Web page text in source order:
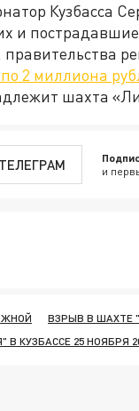
Кузбасса
и пострадавшие
правительства
2 миллиона
шахта
ТЕЛЕГРАМ и
ВЗРЫВ В ШАХТЕ
КУЗБАССЕ 25 НОЯБРЯ